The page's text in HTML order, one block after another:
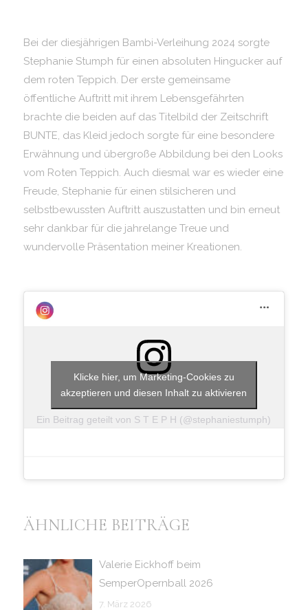
Bei der diesjährigen Bambi-Verleihung 2024 sorgte
Stephanie Stumph für einen absoluten Hingucker auf
dem roten Teppich. Der erste gemeinsame
öffentliche Auftritt mit ihrem Lebensgefährten
brachte die beiden auf das Titelbild der Zeitschrift
BUNTE, das Kleid jedoch sorgte für eine besondere
Erwähnung und übergroße Abbildung bei den Looks
vom Roten Teppich. Auch diesmal war es wieder eine
Freude, Stephanie für einen stilsicheren und
selbstbewussten Auftritt auszustatten und bin erneut
sehr dankbar für die jahrelange Treue und
wundervolle Präsentation meiner Kreationen.
Ein Beitrag geteilt von S T E P H (@stephaniestumph)
Klicke hier, um Marketing-Cookies zu
akzeptieren und diesen Inhalt zu aktivieren
ÄHNLICHE BEITRÄGE
Valerie Eickhoff beim
SemperOpernball 2026
7. März 2026